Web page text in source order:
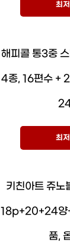
최
해피콜 통3중
4종, 16편수 +
최
키친아트 쥬노
18p+20+24양
품,